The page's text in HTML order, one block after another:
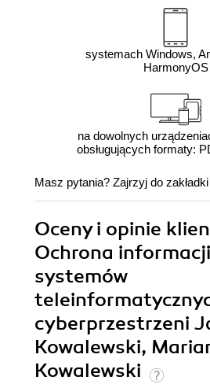
systemach Windows,
HarmonyOS
na dowolnych
obsługujących formaty:
Masz pytania? Zajrzyj do zakładki
Oceny i opinie
Ochrona
systemów
cyberprzestrzeni
Kowalewski,
Kowalewski